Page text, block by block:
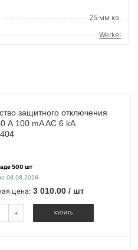
25 мм кв.
Werkel
защитного отключения
А 100 mA AC 6 kA
500 шт
08.08.2026
цена: 3 010.00 / шт
+ КУПИТЬ